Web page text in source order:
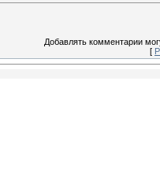
Добавлять комментарии
[